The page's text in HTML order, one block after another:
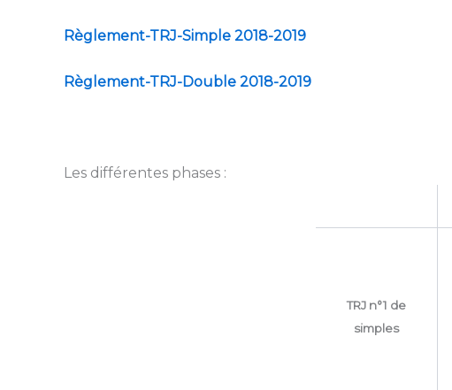
Règlement-TRJ-Simple 2018-2019
Règlement-TRJ-Double 2018-2019
Les différentes phases :
TRJ n°1 de
simples